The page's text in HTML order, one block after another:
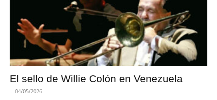
El sello de Willie Colón en Venezuela
- 04/05/2026